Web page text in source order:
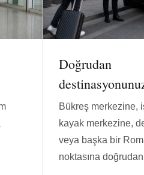
Doğrudan
Bükreş merkezine,
kayak merkezine,
veya başka bir
noktasına